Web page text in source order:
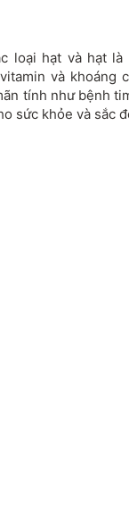
loại hạt và hạt là
và khoáng
tính như bệnh
sức khỏe và sắc